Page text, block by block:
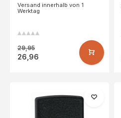
Versand innerhalb von 1
Werktag
29,95
26,96